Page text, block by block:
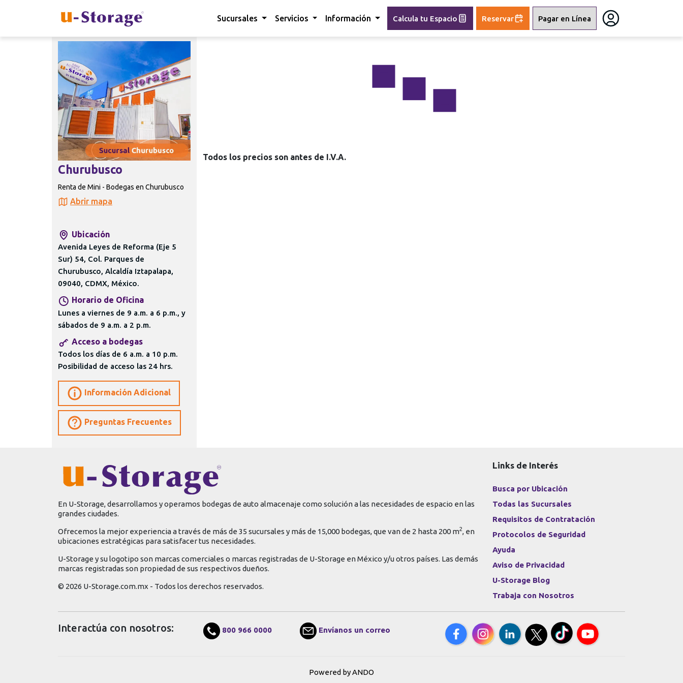
Sucursales Servicios Información Calcula tu Espacio Reservar Pagar en Línea
Churubusco
Renta de Mini - Bodegas en Churubusco
Abrir mapa
Ubicación
Avenida Leyes de Reforma (Eje 5
Sur) 54, Col. Parques de
Churubusco, Alcaldía Iztapalapa,
09040, CDMX, México.
Horario de Oficina
Lunes a viernes de 9 a.m. a 6 p.m., y
sábados de 9 a.m. a 2 p.m.
Acceso a bodegas
Todos los días de 6 a.m. a 10 p.m.
Posibilidad de acceso las 24 hrs.
Información Adicional
Preguntas Frecuentes
Todos los precios son antes de I.V.A.
En U-Storage, desarrollamos y operamos bodegas de auto almacenaje como solución a las necesidades de espacio en las
grandes ciudades.
Ofrecemos la mejor experiencia a través de más de 35 sucursales y más de 15,000 bodegas, que van de 2 hasta 200 m2, en
ubicaciones estratégicas para satisfacer tus necesidades.
U-Storage y su logotipo son marcas comerciales o marcas registradas de U-Storage en México y/u otros países. Las demás
marcas registradas son propiedad de sus respectivos dueños.
© 2026 U-Storage.com.mx - Todos los derechos reservados.
Links de Interés
Busca por Ubicación
Todas las Sucursales
Requisitos de Contratación
Protocolos de Seguridad
Ayuda
Aviso de Privacidad
U-Storage Blog
Trabaja con Nosotros
Interactúa con nosotros: 800 966 0000 Envíanos un correo
Powered by ANDO